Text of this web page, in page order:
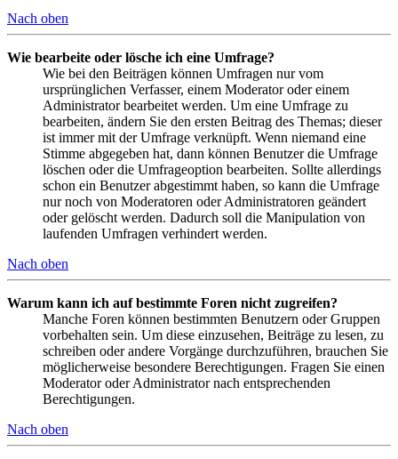
Nach oben
Wie bearbeite oder lösche ich eine Umfrage?
Wie bei den Beiträgen können Umfragen nur vom
ursprünglichen Verfasser, einem Moderator oder einem
Administrator bearbeitet werden. Um eine Umfrage zu
bearbeiten, ändern Sie den ersten Beitrag des Themas; dieser
ist immer mit der Umfrage verknüpft. Wenn niemand eine
Stimme abgegeben hat, dann können Benutzer die Umfrage
löschen oder die Umfrageoption bearbeiten. Sollte allerdings
schon ein Benutzer abgestimmt haben, so kann die Umfrage
nur noch von Moderatoren oder Administratoren geändert
oder gelöscht werden. Dadurch soll die Manipulation von
laufenden Umfragen verhindert werden.
Nach oben
Warum kann ich auf bestimmte Foren nicht zugreifen?
Manche Foren können bestimmten Benutzern oder Gruppen
vorbehalten sein. Um diese einzusehen, Beiträge zu lesen, zu
schreiben oder andere Vorgänge durchzuführen, brauchen Sie
möglicherweise besondere Berechtigungen. Fragen Sie einen
Moderator oder Administrator nach entsprechenden
Berechtigungen.
Nach oben